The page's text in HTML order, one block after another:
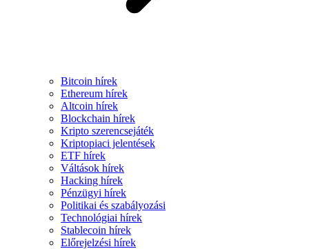
Bitcoin hírek
Ethereum hírek
Altcoin hírek
Blockchain hírek
Kripto szerencsejáték
Kriptopiaci jelentések
ETF hírek
Váltások hírek
Hacking hírek
Pénzügyi hírek
Politikai és szabályozási
Technológiai hírek
Stablecoin hírek
Előrejelzési hírek